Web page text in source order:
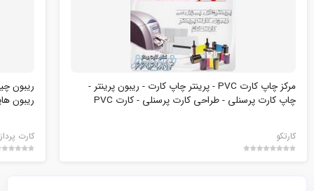
مرکز چاپ کارت PVC - پرینتر چاپ کارت - ریبون پرینتر -
چاپ کارت پرسنلی - طراحی کارت پرسنلی - کارت PVC
کارتکو
ریبون
ریبون
کارت پرداز